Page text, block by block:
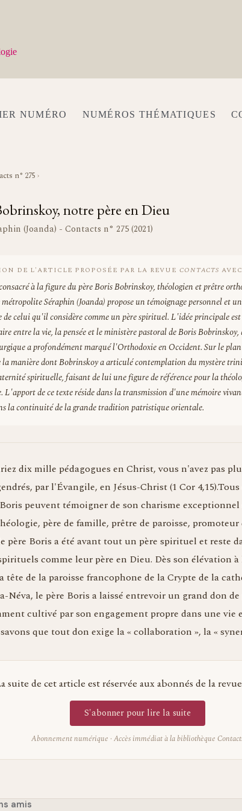
NUMÉRO NUMÉROS THÉMATIQUES
n° 275 ›
notre père en Dieu
(Joanda) - Contacts n° 275 (2021)
DE L'ARTICLE PROPOSÉE PAR LA REVUECONTACTS
à la figure du père Boris Bobrinskoy, théologien et prêtre
Séraphin (Joanda) propose un témoignage personnel et
de celui qu'il considère comme un père spirituel. L'idée principale est
entre la vie, la pensée et le ministère pastoral de Boris
a profondément marqué l'Orthodoxie en Occident. Sur le
la manière dont Bobrinskoy a articulé contemplation du mystère
spirituelle, faisant de lui une figure de référence pour la
L'apport de ce texte réside dans la transmission d'une mémoire
la continuité de la grande tradition patristique orientale.
dix mille pédagogues en Christ, vous n'avez pas
par l'Évangile, en Jésus-Christ (1 Cor
peuvent témoigner de son charisme
père de famille, prêtre de paroisse,
père Boris a été avant tout un père spirituel et reste
comme leur père en Dieu. Dès son élévation à
de la paroisse francophone de la Crypte de la
Néva, le père Boris a laissé entrevoir un grand don
cultivé par son engagement propre dans une vie
que tout don exige la « collaboration », la «
suite de cet article est réservée aux abonnés de la revue
S'abonner pour lire la suite
Abonnement numérique · Accès immédiat à la bibliothèque
amis